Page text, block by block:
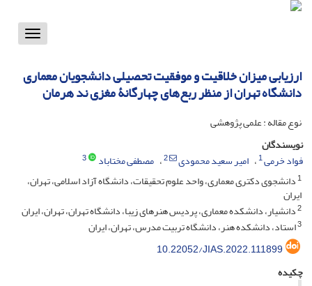
Toggle
ارزیابی میزان خلاقیت و موفقیت تحصیلی دانشجویان معماری
دانشگاه تهران از منظر ربع‌های چهارگانۀ مغزی ند هرمان
نوع مقاله : علمی پژوهشی
نویسندگان
فواد خرمی1 امیر سعید محمودی 2 مصطفی مختاباد
3
1دانشجوی دکتری معماری، واحد علوم تحقیقات، دانشگاه آزاد اسلامی، تهران،
ایران
2دانشیار، دانشکده معماری، پردیس هنرهای زیبا، دانشگاه تهران، تهران، ایران
3استاد، دانشکده هنر، دانشگاه تربیت مدرس، تهران، ایران
10.22052/JIAS.2022.111899
چکیده